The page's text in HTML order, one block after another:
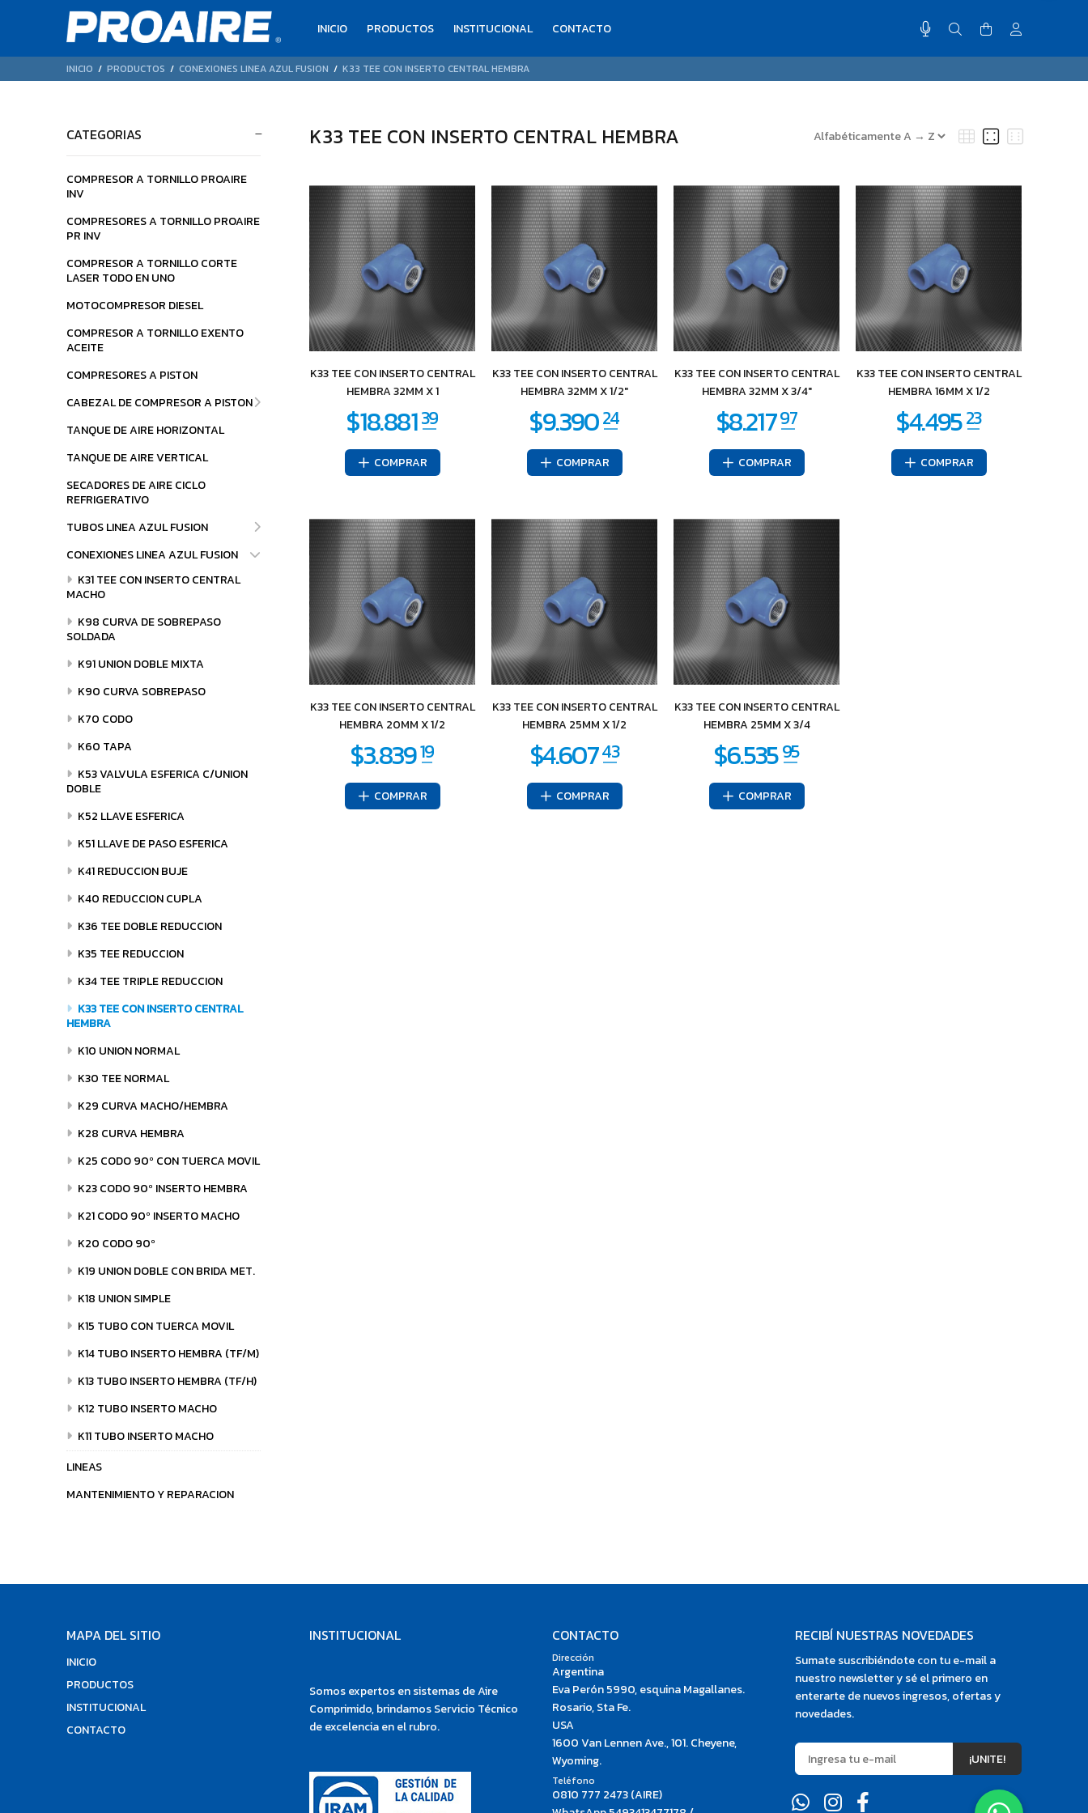
INICIO PRODUCTOS INSTITUCIONAL CONTACTO
INICIO PRODUCTOS CONEXIONES LINEA AZUL FUSION K33 TEE CON INSERTO CENTRAL HEMBRA
CATEGORIAS
COMPRESOR A TORNILLO PROAIRE
INV
COMPRESORES A TORNILLO PROAIRE
PR INV
COMPRESOR A TORNILLO CORTE
LASER TODO EN UNO
MOTOCOMPRESOR DIESEL
COMPRESOR A TORNILLO EXENTO
ACEITE
COMPRESORES A PISTON
CABEZAL DE COMPRESOR A PISTON
TANQUE DE AIRE HORIZONTAL
TANQUE DE AIRE VERTICAL
SECADORES DE AIRE CICLO
REFRIGERATIVO
TUBOS LINEA AZUL FUSION
CONEXIONES LINEA AZUL FUSION
K31 TEE CON INSERTO CENTRAL
MACHO
K98 CURVA DE SOBREPASO
SOLDADA
K91 UNION DOBLE MIXTA
K90 CURVA SOBREPASO
K70 CODO
K60 TAPA
K53 VALVULA ESFERICA C/UNION
DOBLE
K52 LLAVE ESFERICA
K51 LLAVE DE PASO ESFERICA
K41 REDUCCION BUJE
K40 REDUCCION CUPLA
K36 TEE DOBLE REDUCCION
K35 TEE REDUCCION
K34 TEE TRIPLE REDUCCION
K33 TEE CON INSERTO CENTRAL
HEMBRA
K10 UNION NORMAL
K30 TEE NORMAL
K29 CURVA MACHO/HEMBRA
K28 CURVA HEMBRA
K25 CODO 90º CON TUERCA MOVIL
K23 CODO 90º INSERTO HEMBRA
K21 CODO 90º INSERTO MACHO
K20 CODO 90º
K19 UNION DOBLE CON BRIDA MET.
K18 UNION SIMPLE
K15 TUBO CON TUERCA MOVIL
K14 TUBO INSERTO HEMBRA (TF/M)
K13 TUBO INSERTO HEMBRA (TF/H)
K12 TUBO INSERTO MACHO
K11 TUBO INSERTO MACHO
LINEAS
MANTENIMIENTO Y REPARACION
K33 TEE CON INSERTO CENTRAL HEMBRA
K33 TEE CON INSERTO CENTRAL
HEMBRA 32MM X 1
COMPRAR
K33 TEE CON INSERTO CENTRAL
HEMBRA 32MM X 1/2"
COMPRAR
K33 TEE CON INSERTO CENTRAL
HEMBRA 32MM X 3/4"
$8.21797
COMPRAR
K33 TEE CON INSERTO CENTRAL
HEMBRA 16MM X 1/2
COMPRAR
K33 TEE CON INSERTO CENTRAL
HEMBRA 20MM X 1/2
$3.839
COMPRAR
K33 TEE CON INSERTO CENTRAL
HEMBRA 25MM X 1/2
COMPRAR
K33 TEE CON INSERTO CENTRAL
HEMBRA 25MM X 3/4
$6.53595
COMPRAR
MAPA DEL SITIO
INICIO
PRODUCTOS
INSTITUCIONAL
CONTACTO
INSTITUCIONAL
Somos expertos en sistemas de Aire
Comprimido, brindamos Servicio Técnico
de excelencia en el rubro.
CONTACTO
Dirección
Argentina
Eva Perón 5990, esquina Magallanes.
Rosario, Sta Fe.
USA
1600 Van Lennen Ave., 101. Cheyene,
Wyoming.
Teléfono
0810 777 2473 (AIRE)
RECIBÍ NUESTRAS NOVEDADES
Sumate suscribiéndote con tu e-mail a
nuestro newsletter y sé el primero en
enterarte de nuevos ingresos, ofertas y
novedades.
¡UNITE!